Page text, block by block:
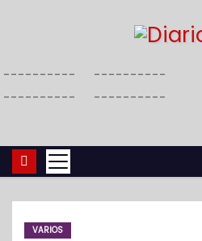
t
a
a
----------
----------
----------
----------
VARIOS